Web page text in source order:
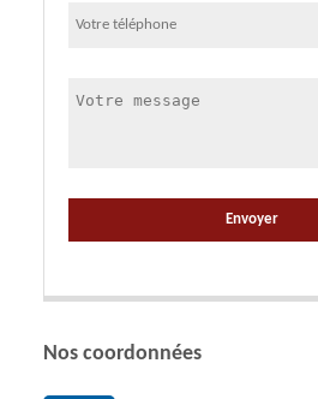
Nos coordonnées